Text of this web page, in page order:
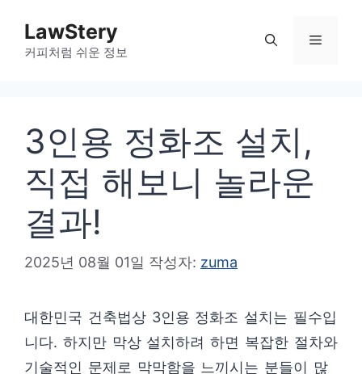
LawStery
커피처럼 쉬운 정보
메
3인용 정화조 설치,
직접 해보니 놀라운
결과!
2025년 08월 01일 작성자: zuma
대한민국 건축법상 3인용 정화조 설치는 필수입
니다. 하지만 막상 설치하려 하면 복잡한 절차와
기술적인 문제로 막막함을 느끼시는 분들이 많